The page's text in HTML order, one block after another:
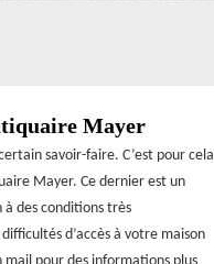
Mayer
savoir-faire. C’est pour cela
Mayer. Ce dernier est un
des conditions très
d’accès à votre maison